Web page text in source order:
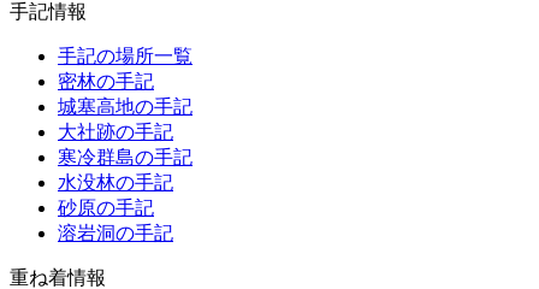
手記情報
手記の場所一覧
密林の手記
城塞高地の手記
大社跡の手記
寒冷群島の手記
水没林の手記
砂原の手記
溶岩洞の手記
重ね着情報